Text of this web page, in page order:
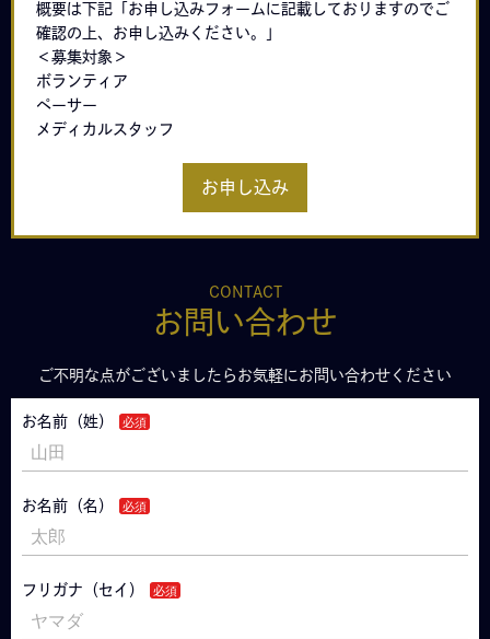
概要は下記「お申し込みフォームに記載しておりますのでご
確認の上、お申し込みください。」
＜募集対象＞
ボランティア
ペーサー
メディカルスタッフ
お申し込み
CONTACT
お問い合わせ
ご不明な点がございましたらお気軽にお問い合わせください
お名前（姓）
お名前（名）
フリガナ（セイ）